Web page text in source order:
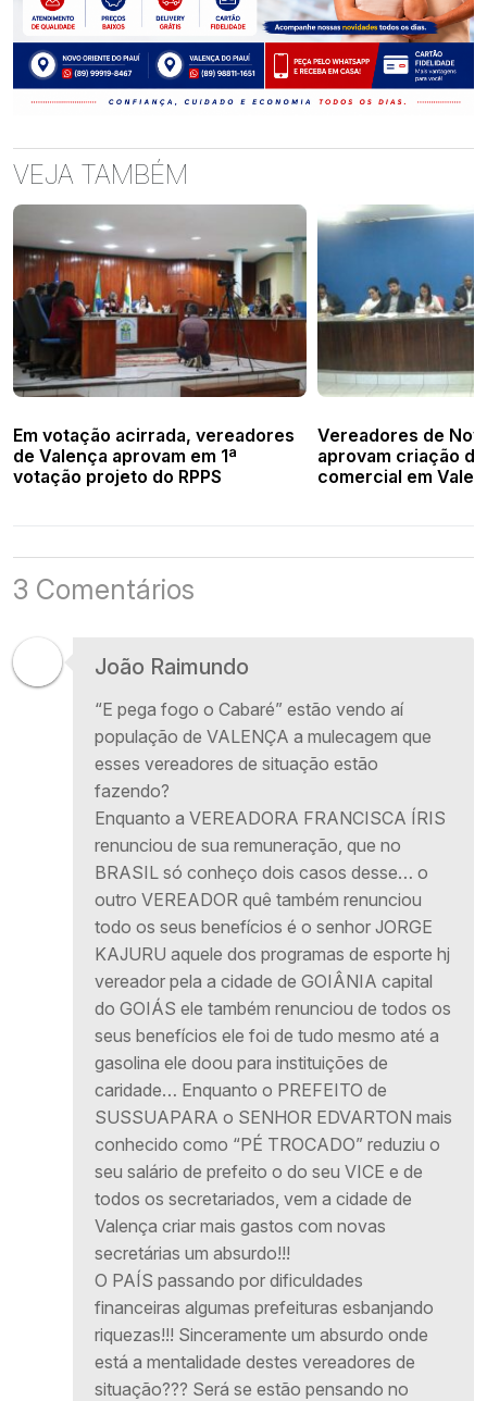
VEJA TAMBÉM
Em votação acirrada, vereadores
de Valença aprovam em 1ª
votação projeto do RPPS
Vereadores de
aprovam criação
comercial em
3 Comentários
João Raimundo
“E pega fogo o Cabaré” estão vendo aí
população de VALENÇA a mulecagem que
esses vereadores de situação estão
fazendo?
Enquanto a VEREADORA FRANCISCA ÍRIS
renunciou de sua remuneração, que no
BRASIL só conheço dois casos desse… o
outro VEREADOR quê também renunciou
todo os seus benefícios é o senhor JORGE
KAJURU aquele dos programas de esporte hj
vereador pela a cidade de GOIÂNIA capital
do GOIÁS ele também renunciou de todos os
seus benefícios ele foi de tudo mesmo até a
gasolina ele doou para instituições de
caridade… Enquanto o PREFEITO de
SUSSUAPARA o SENHOR EDVARTON mais
conhecido como “PÉ TROCADO” reduziu o
seu salário de prefeito o do seu VICE e de
todos os secretariados, vem a cidade de
Valença criar mais gastos com novas
secretárias um absurdo!!!
O PAÍS passando por dificuldades
financeiras algumas prefeituras esbanjando
riquezas!!! Sinceramente um absurdo onde
está a mentalidade destes vereadores de
situação??? Será se estão pensando no